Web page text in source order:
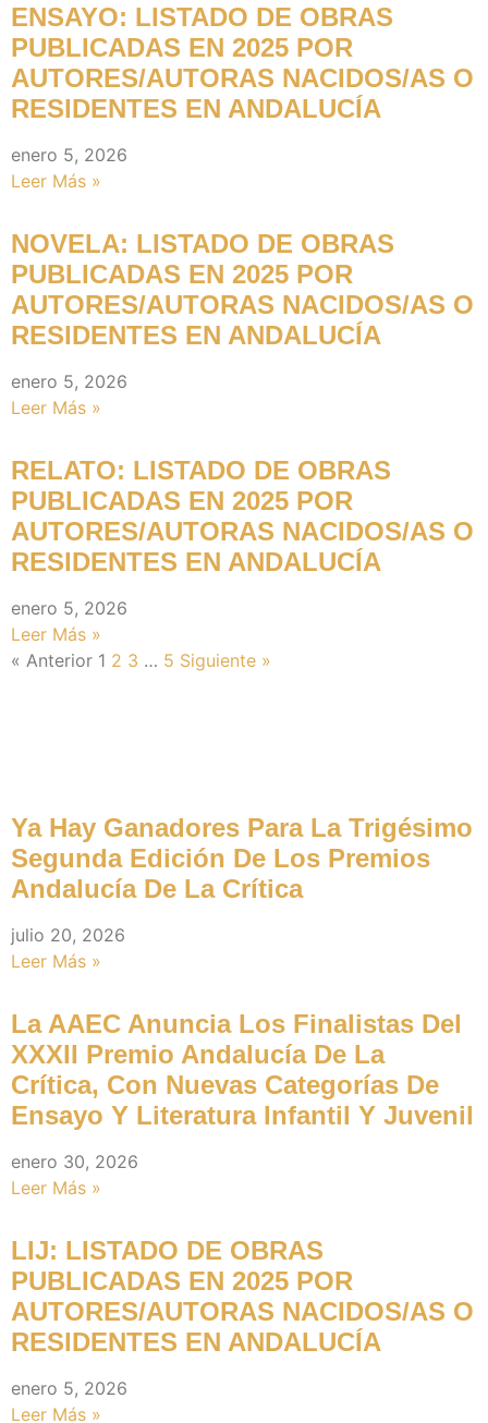
ENSAYO: LISTADO DE OBRAS
PUBLICADAS EN 2025 POR
AUTORES/AUTORAS NACIDOS/AS O
RESIDENTES EN ANDALUCÍA
enero 5, 2026
Leer Más »
NOVELA: LISTADO DE OBRAS
PUBLICADAS EN 2025 POR
AUTORES/AUTORAS NACIDOS/AS O
RESIDENTES EN ANDALUCÍA
enero 5, 2026
Leer Más »
RELATO: LISTADO DE OBRAS
PUBLICADAS EN 2025 POR
AUTORES/AUTORAS NACIDOS/AS O
RESIDENTES EN ANDALUCÍA
enero 5, 2026
Leer Más »
« Anterior 1 2 3 … 5 Siguiente »
Ya Hay Ganadores Para La Trigésimo
Segunda Edición De Los Premios
Andalucía De La Crítica
julio 20, 2026
Leer Más »
La AAEC Anuncia Los Finalistas Del
XXXII Premio Andalucía De La
Crítica, Con Nuevas Categorías De
Ensayo Y Literatura Infantil Y Juvenil
enero 30, 2026
Leer Más »
LIJ: LISTADO DE OBRAS
PUBLICADAS EN 2025 POR
AUTORES/AUTORAS NACIDOS/AS O
RESIDENTES EN ANDALUCÍA
enero 5, 2026
Leer Más »